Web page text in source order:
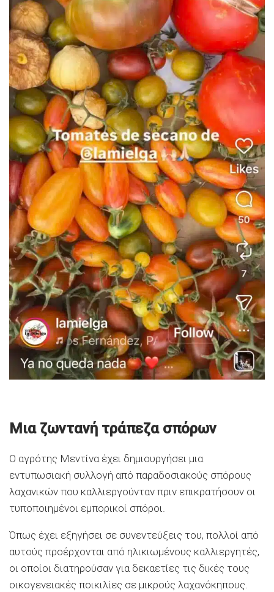
Μια ζωντανή τράπεζα σπόρων
Ο αγρότης Μεντίνα έχει δημιουργήσει μια
εντυπωσιακή συλλογή από παραδοσιακούς σπόρους
λαχανικών που καλλιεργούνταν πριν επικρατήσουν οι
τυποποιημένοι εμπορικοί σπόροι.
Όπως έχει εξηγήσει σε συνεντεύξεις του, πολλοί από
αυτούς προέρχονται από ηλικιωμένους καλλιεργητές,
οι οποίοι διατηρούσαν για δεκαετίες τις δικές τους
οικογενειακές ποικιλίες σε μικρούς λαχανόκηπους.